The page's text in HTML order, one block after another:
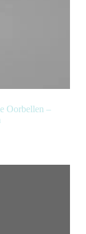
Oorbellen –